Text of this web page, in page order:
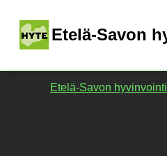
sisältöön
Etelä-Savon
Etelä-Savon